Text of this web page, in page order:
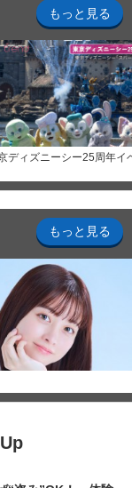
もっと見る
ディズニーシー25周年イ
もっと見る